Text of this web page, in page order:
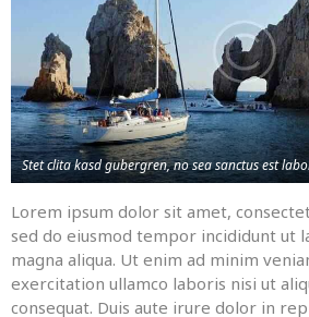
Stet clita kasd gubergren, no sea sanctus est
Lorem ipsum dolor sit amet,
sed do eiusmod tempor incididunt ut
magna aliqua. Ut enim ad minim
exercitation ullamco laboris nisi ut
consequat. Duis aute irure dolor in